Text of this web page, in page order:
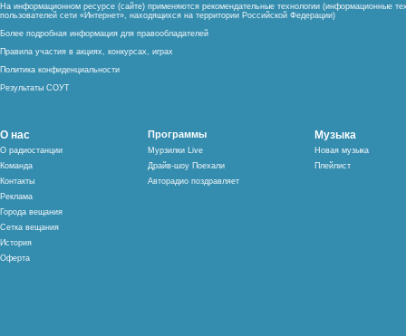
На информационном ресурсе (сайте) применяются рекомендательные технологии (информационные
пользователей сети «Интернет», находящихся на территории Российской Федерации)
Более подробная информация для правообладателей
Правила участия в акциях, конкурсах, играх
Политика конфиденциальности
Результаты СОУТ
О нас
О радиостанции
Команда
Контакты
Реклама
Города вещания
Сетка вещания
История
Оферта
Программы
Мурзилки Live
Драйв-шоу Поехали
Авторадио поздравляет
Музыка
Новая музыка
Плейлист